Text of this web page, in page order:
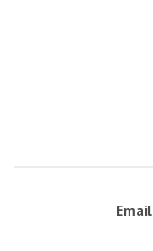
Email